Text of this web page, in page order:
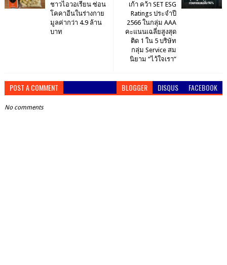
เก้า คว้า SET ESG
Ratings ประจำปี
2566 ในกลุ่ม AAA
คะแนนเฉลี่ยสูงสุด
ติด 1 ใน 5 บริษัท
กลุ่ม Service สม
นิยาม “ไว้ใจเรา”
ชาวไอวอเรียน ซ่อน
โคคาอีนในร่างกาย
มูลค่ากว่า 4.9 ล้าน
บาท
POST A COMMENT BLOGGER DISQUS FACEBOOK
No comments